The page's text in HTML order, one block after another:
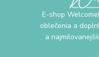
E-shop
oblečenia a
a